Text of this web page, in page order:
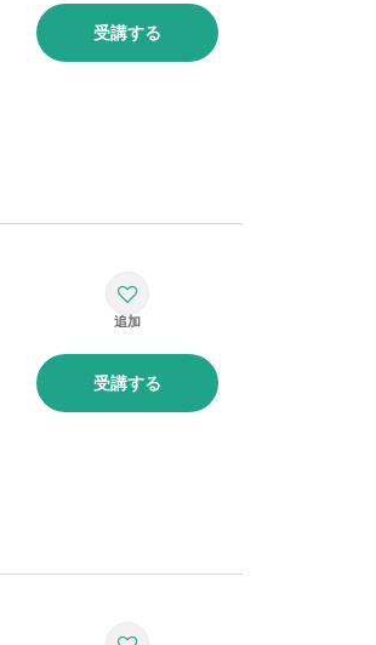
受講する
受講する